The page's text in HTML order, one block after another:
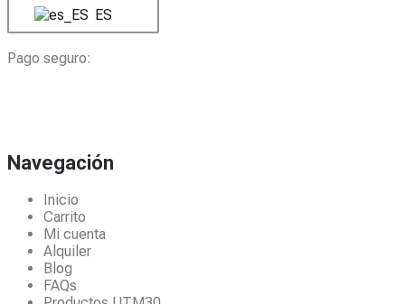
ES
Pago seguro:
Navegación
Inicio
Carrito
Mi cuenta
Alquiler
Blog
FAQs